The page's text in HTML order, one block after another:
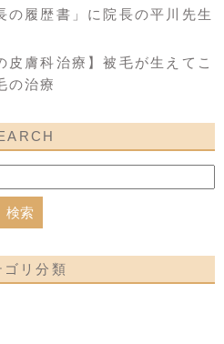
の履歴書」に院長の平川先生
皮膚科治療】被毛が生えてこ
の治療
ゴリ分類